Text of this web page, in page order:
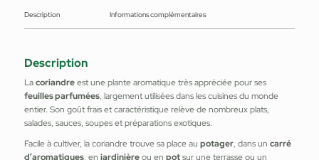
Description Informations complémentaires
Description
Lacoriandreest une plante aromatique très appréciée pour ses
feuilles parfumées, largement utilisées dans les cuisines du monde
entier. Son goût frais et caractéristique relève de nombreux plats,
salades, sauces, soupes et préparations exotiques.
Facile à cultiver, la coriandre trouve sa place au potager, dans un carré
d’aromatiques, en jardinièreou en potsur une terrasse ou un